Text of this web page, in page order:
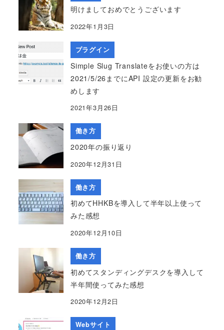
明けましておめでとうございます
2022年1月3日
プラグイン
Simple Slug Translateをお使いの方は
2021/5/26までにAPI 設定の更新をお勧
めします
2021年3月26日
働き方
2020年の振り返り
2020年12月31日
働き方
初めてHHKBを導入して半年以上使って
みた感想
2020年12月10日
働き方
初めてスタンディングデスクを導入して
半年間使ってみた感想
2020年12月2日
Webサイト